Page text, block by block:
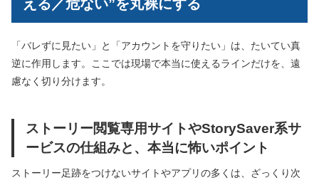
える／危ない”を丸裸にする
「バレずに見たい」と「アカウントを守りたい」は、たいてい真
逆に作用します。ここでは現場で本当に使えるラインだけを、遠
慮なく切り分けます。
ストーリー閲覧専用サイトやStorySaver系サ
ービスの仕組みと、本当に怖いポイント
ストーリー足跡をつけないサイトやアプリの多くは、ざっくり次